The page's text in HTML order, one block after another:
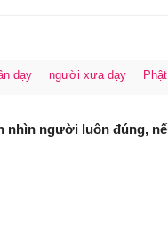
dạy người xưa dạy
nhìn người luôn đúng,